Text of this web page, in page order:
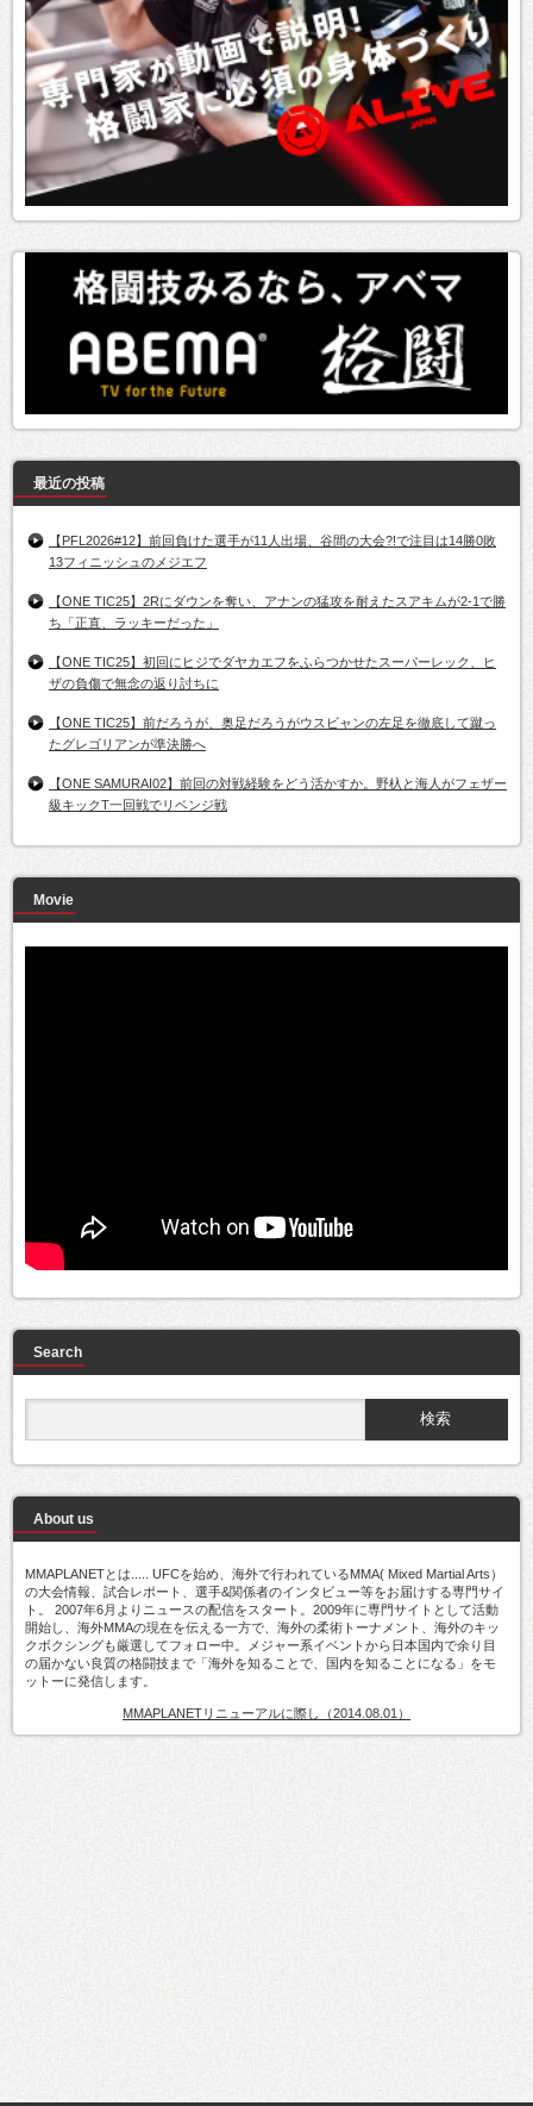
最近の投稿
【PFL2026#12】前回負けた選手が11人出場、谷間の大会?!で注目は14勝0敗
13フィニッシュのメジエフ
【ONE TIC25】2Rにダウンを奪い、アナンの猛攻を耐えたスアキムが2-1で勝
ち「正直、ラッキーだった」
【ONE TIC25】初回にヒジでダヤカエフをふらつかせたスーパーレック、ヒ
ザの負傷で無念の返り討ちに
【ONE TIC25】前だろうが、奥足だろうがウスビャンの左足を徹底して蹴っ
たグレゴリアンが準決勝へ
【ONE SAMURAI02】前回の対戦経験をどう活かすか。野杁と海人がフェザー
級キックT一回戦でリベンジ戦
Movie
Search
About us
MMAPLANETとは..... UFCを始め、海外で行われているMMA( Mixed Martial Arts）
の大会情報、試合レポート、選手&関係者のインタビュー等をお届けする専門サイ
ト。 2007年6月よりニュースの配信をスタート。2009年に専門サイトとして活動
開始し、海外MMAの現在を伝える一方で、海外の柔術トーナメント、海外のキッ
クボクシングも厳選してフォロー中。メジャー系イベントから日本国内で余り目
の届かない良質の格闘技まで「海外を知ることで、国内を知ることになる」をモ
ットーに発信します。
MMAPLANETリニューアルに際し（2014.08.01）